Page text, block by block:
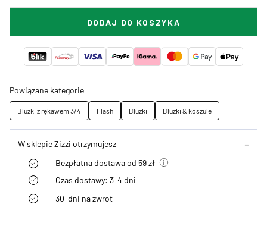
DODAJ DO KOSZYKA
Powiązane kategorie
Bluzki z rękawem 3/4 Flash Bluzki Bluzki & koszule
W sklepie Zizzi otrzymujesz
Bezpłatna dostawa od 59 zł
Czas dostawy: 3–4 dni
30-dni na zwrot